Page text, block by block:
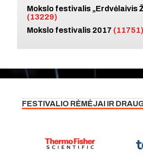
Mokslo festivalis „Erdvėlaivis
(13229)
Mokslo festivalis 2017 (11751)
FESTIVALIO RĖMĖJAI IR